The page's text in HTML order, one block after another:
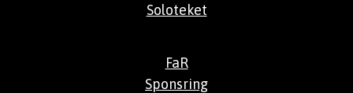
Soloteket
FaR
Sponsring